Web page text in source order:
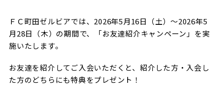
メディア
ホームタウン活動
アカデミー
スタジアムアクセス
選手・スタッフ紹介
ファンになるトップ
ファンクラブ
シーズンシート
グッズを買う
オンラインストア
ホームタウン
ＦＣ町田ゼルビアでは、2026年5月16日（土）～2026年5
月28日（木）の期間で、「お友達紹介キャンペーン」を実
施いたします。
お友達を紹介してご入会いただくと、紹介した方・入会し
た方のどちらにも特典をプレゼント！